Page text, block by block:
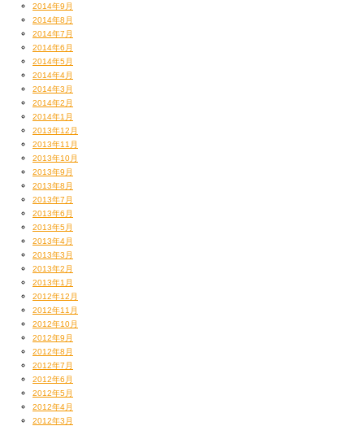
2014年9月
2014年8月
2014年7月
2014年6月
2014年5月
2014年4月
2014年3月
2014年2月
2014年1月
2013年12月
2013年11月
2013年10月
2013年9月
2013年8月
2013年7月
2013年6月
2013年5月
2013年4月
2013年3月
2013年2月
2013年1月
2012年12月
2012年11月
2012年10月
2012年9月
2012年8月
2012年7月
2012年6月
2012年5月
2012年4月
2012年3月